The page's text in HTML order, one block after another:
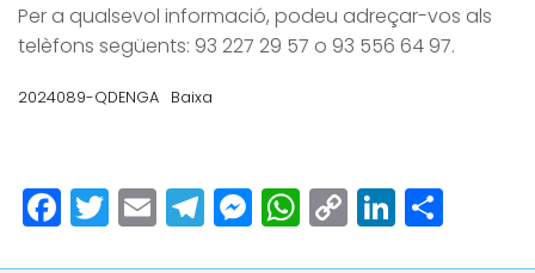
Per a qualsevol informació, podeu adreçar-vos als
telèfons següents: 93 227 29 57 o 93 556 64 97.
2024089-QDENGA Baixa
Facebook
Twitter
EmailTelegram
Messenger
WhatsApp
Copy
Link